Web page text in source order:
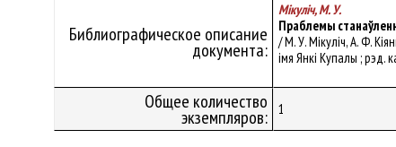
Библиографическое описание
документа:
Мікуліч, М. У.
Праблемы
/ М. У. Мікуліч, А. Ф.
iмя Янкі Купалы ; рэд.
Общее количество
экземпляров: 1